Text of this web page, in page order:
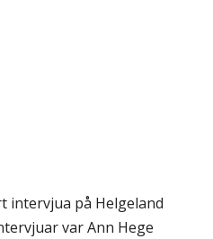
intervjua på Helgeland
var Ann Hege